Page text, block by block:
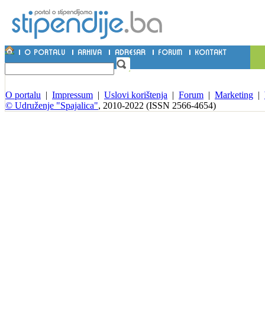
O portalu | Impressum | Uslovi korištenja | Forum | Marketing |
© Udruženje "Spajalica", 2010-2022 (ISSN 2566-4654)